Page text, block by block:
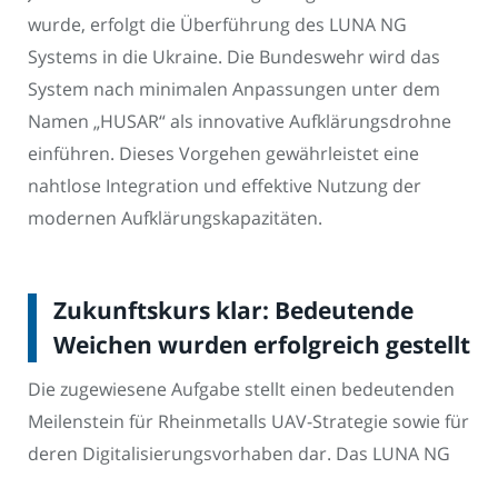
wurde, erfolgt die Überführung des LUNA NG
Systems in die Ukraine. Die Bundeswehr wird das
System nach minimalen Anpassungen unter dem
Namen „HUSAR“ als innovative Aufklärungsdrohne
einführen. Dieses Vorgehen gewährleistet eine
nahtlose Integration und effektive Nutzung der
modernen Aufklärungskapazitäten.
Zukunftskurs klar: Bedeutende
Weichen wurden erfolgreich gestellt
Die zugewiesene Aufgabe stellt einen bedeutenden
Meilenstein für Rheinmetalls UAV-Strategie sowie für
deren Digitalisierungsvorhaben dar. Das LUNA NG